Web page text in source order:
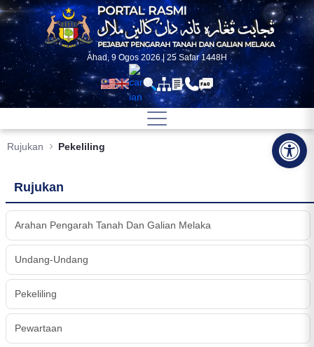
Skip to Main Content
Ahad, 9 Ogos 2026 | 25 Safar 1448H
Rujukan Pekeliling
Rujukan
Arahan Pengarah Tanah Dan Galian Melaka
Undang-Undang
Pekeliling
Pewartaan